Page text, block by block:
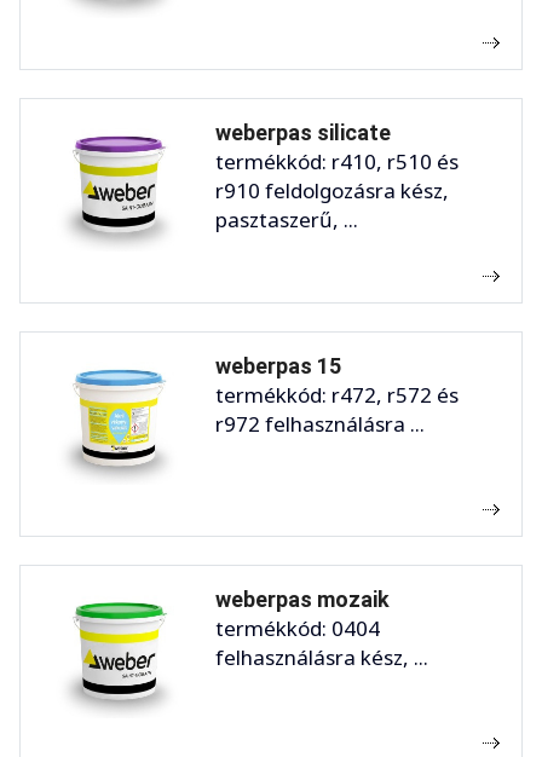
weberpas silicate
termékkód: r410, r510 és
r910 feldolgozásra kész,
pasztaszerű, ...
weberpas 15
termékkód: r472, r572 és
r972 felhasználásra ...
weberpas mozaik
termékkód: 0404
felhasználásra kész, ...